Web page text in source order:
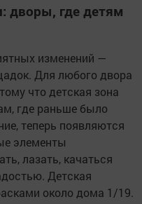
дворы, где детям
изменений —
Для любого двора
что детская зона
где раньше было
теперь появляются
элементы
лазать, качаться
Детская
около дома 1/19.